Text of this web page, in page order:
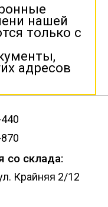
нашей
только с
адресов
со склада:
Крайняя 2/12